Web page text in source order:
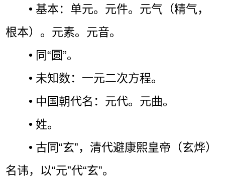
• 基本：单元。元件。元气（精气，
根本）。元素。元音。
• 同“圆”。
• 未知数：一元二次方程。
• 中国朝代名：元代。元曲。
• 姓。
• 古同“玄”，清代避康熙皇帝（玄烨）
名讳，以“元”代“玄”。